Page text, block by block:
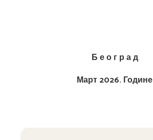
Б е о г р а д
Март 2026. Године